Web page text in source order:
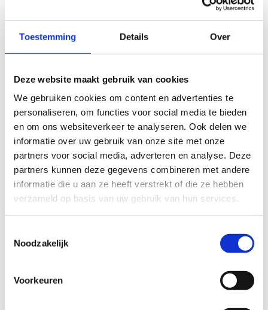
Toestemming Details Over
Deze website maakt gebruik van cookies
We gebruiken cookies om content en advertenties te
personaliseren, om functies voor social media te bieden
en om ons websiteverkeer te analyseren. Ook delen we
informatie over uw gebruik van onze site met onze
partners voor social media, adverteren en analyse. Deze
partners kunnen deze gegevens combineren met andere
informatie die u aan ze heeft verstrekt of die ze hebben
verzameld op basis van uw gebruik van hun services.
Noodzakelijk
Voorkeuren
Ontdek het plezier van sport
Een sportdag voor je klas of voor je hele school?
Het kan bij ons.
Het domein van Sport Vlaanderen Blankenberge is
zo veelzijdig aan sportmogelijkheden dat er een
prachtig sportpakket kan samengesteld worden. We
kunnen tal van combinaties aanbieden.
Via onze reservatiefiche vind je een overzicht van
de mogelijkheden, de tarieven en kan je direct ook
je schoolsportactiviteit reserveren.
Vraag nu je sportdag aan viahet handige
webformulierof neem rechtstreeks contact met